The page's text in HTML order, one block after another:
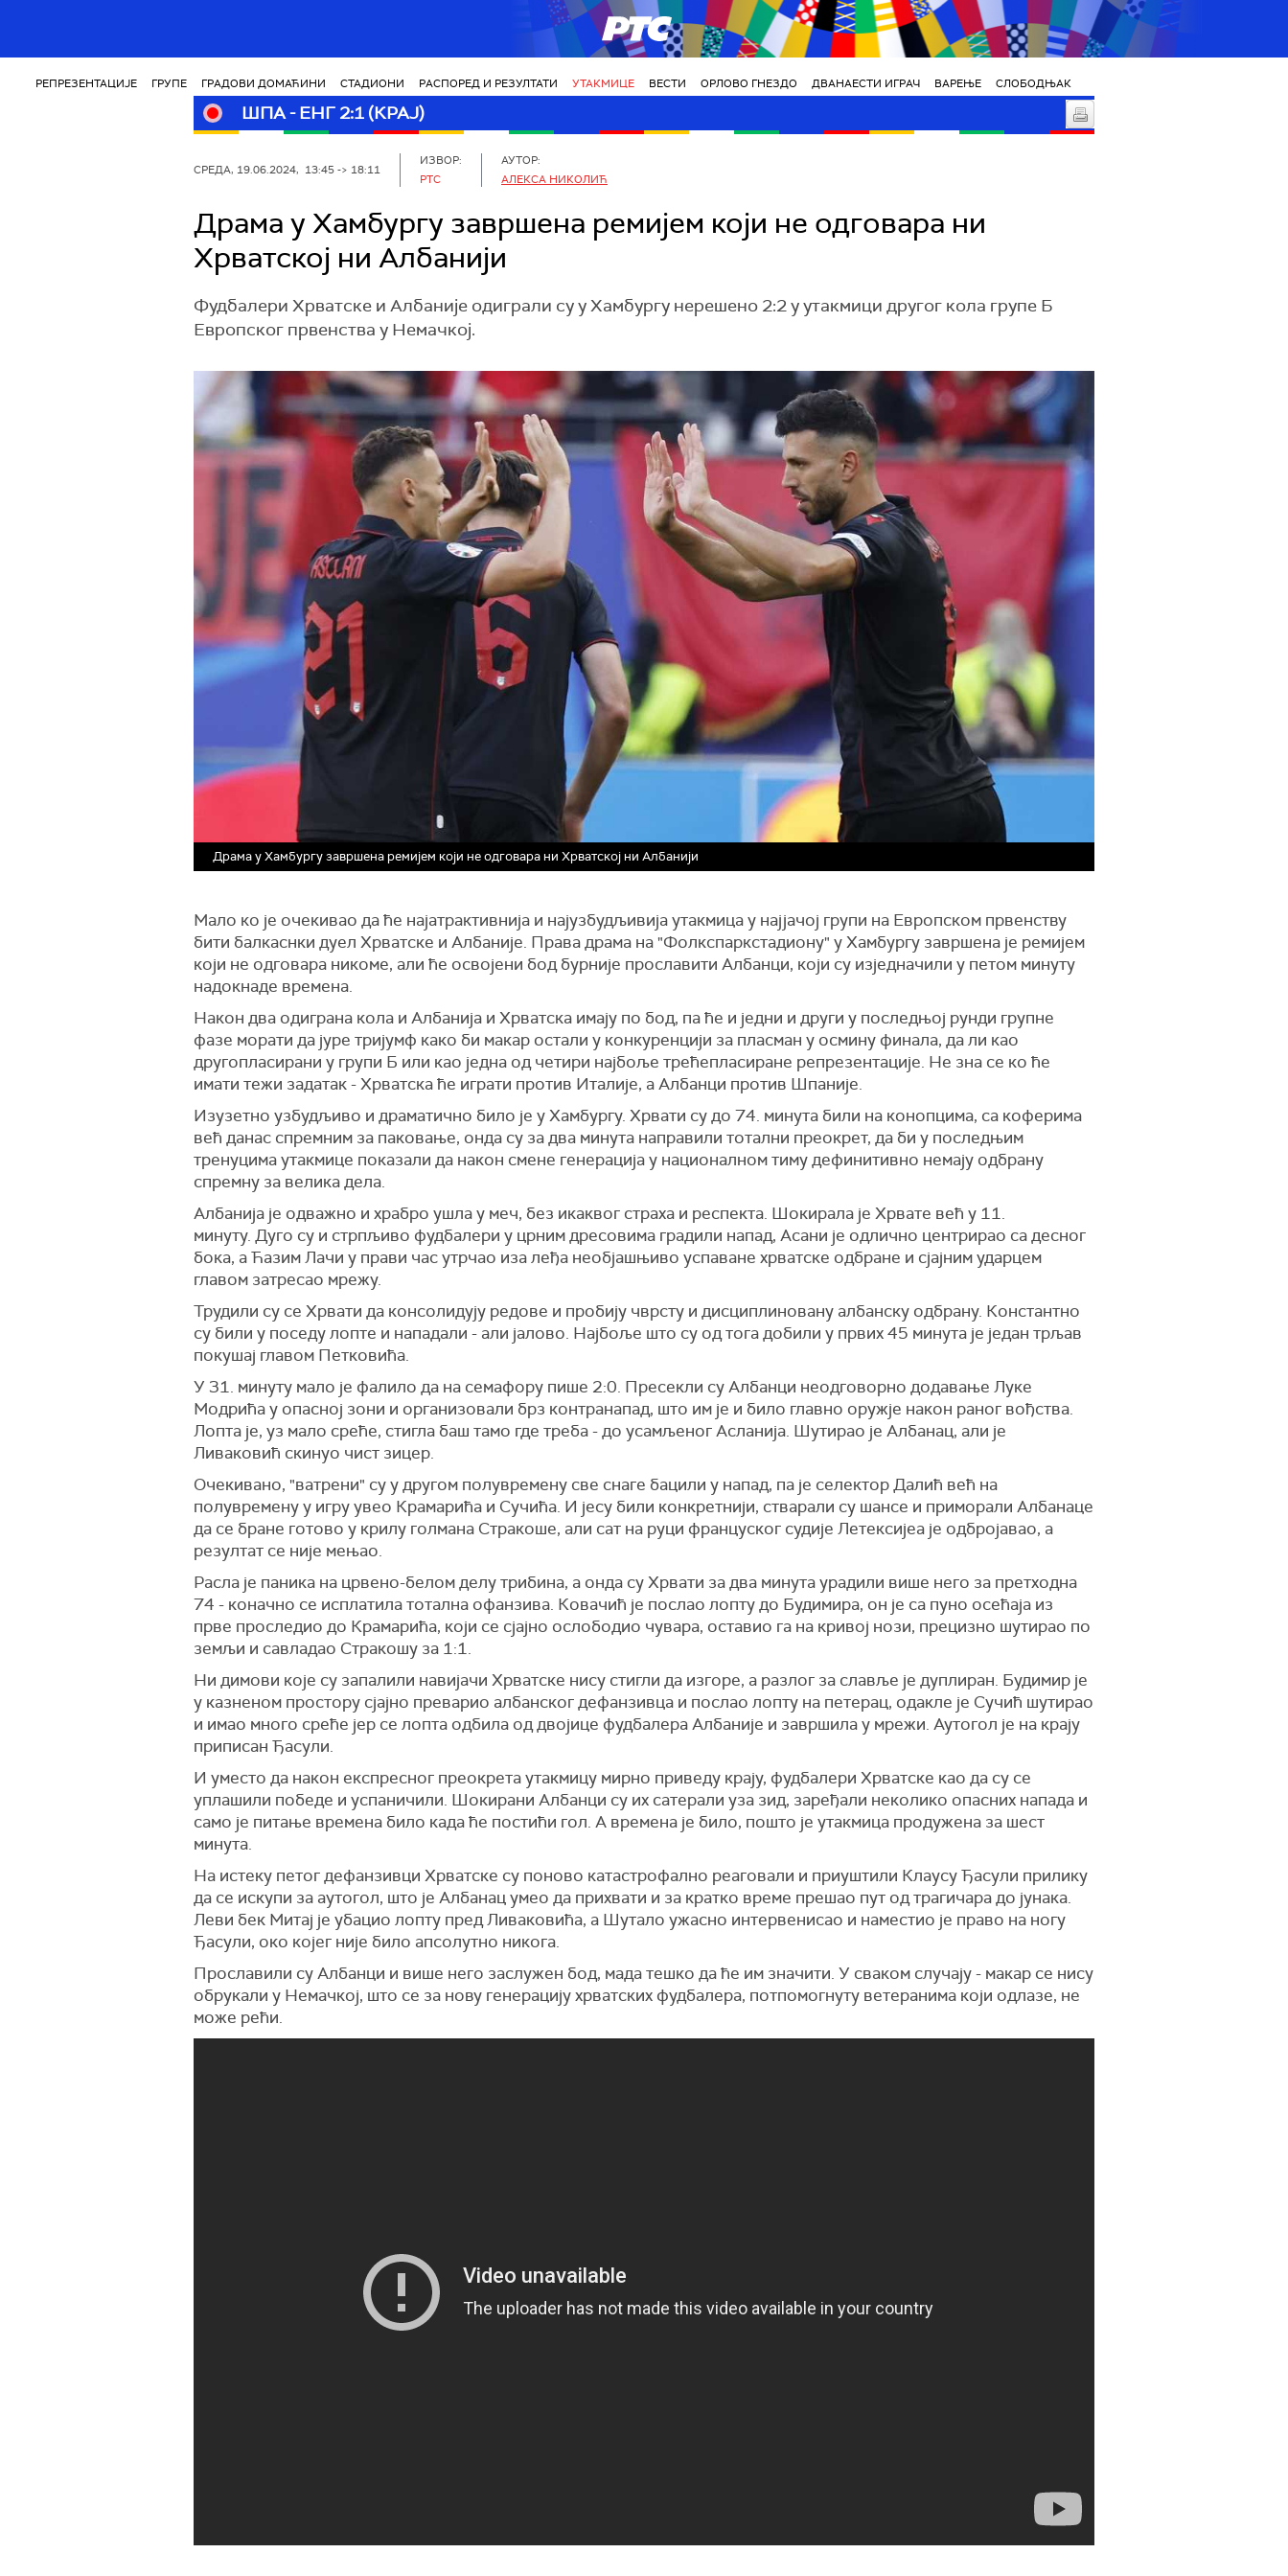
РТС
РЕПРЕЗЕНТАЦИЈЕ ГРУПЕ ГРАДОВИ ДОМАЋИНИ СТАДИОНИ РАСПОРЕД И РЕЗУЛТАТИ УТАКМИЦЕ ВЕСТИ ОРЛОВО ГНЕЗДО ДВАНАЕСТИ ИГРАЧ ВАРЕЊЕ СЛОБОДЊАК
ШПА - ЕНГ 2:1 (КРАЈ)
СРЕДА, 19.06.2024, 13:45 -> 18:11
ИЗВОР:
РТС
АУТОР:
АЛЕКСА НИКОЛИЋ
Драма у Хамбургу завршена ремијем који не одговара ни
Хрватској ни Албанији
Фудбалери Хрватске и Албаније одиграли су у Хамбургу нерешено 2:2 у утакмици другог кола групе Б
Европског првенства у Немачкој.
Драма у Хамбургу завршена ремијем који не одговара ни Хрватској ни Албанији
Мало ко је очекивао да ће најатрактивнија и најузбудљивија утакмица у најјачој групи на Европском првенству
бити балкаснки дуел Хрватске и Албаније. Права драма на "Фолкспаркстадиону" у Хамбургу завршена је ремијем
који не одговара никоме, али ће освојени бод бурније прославити Албанци, који су изједначили у петом минуту
надокнаде времена.
Након два одиграна кола и Албанија и Хрватска имају по бод, па ће и једни и други у последњој рунди групне
фазе морати да јуре тријумф како би макар остали у конкуренцији за пласман у осмину финала, да ли као
другопласирани у групи Б или као једна од четири најбоље трећепласиране репрезентације. Не зна се ко ће
имати тежи задатак - Хрватска ће играти против Италије, а Албанци против Шпаније.
Изузетно узбудљиво и драматично било је у Хамбургу. Хрвати су до 74. минута били на конопцима, са коферима
већ данас спремним за паковање, онда су за два минута направили тотални преокрет, да би у последњим
тренуцима утакмице показали да након смене генерација у националном тиму дефинитивно немају одбрану
спремну за велика дела.
Албанија је одважно и храбро ушла у меч, без икаквог страха и респекта. Шокирала је Хрвате већ у 11.
минуту. Дуго су и стрпљиво фудбалери у црним дресовима градили напад, Асани је одлично центрирао са десног
бока, а Ћазим Лачи у прави час утрчао иза леђа необјашњиво успаване хрватске одбране и сјајним ударцем
главом затресао мрежу.
Трудили су се Хрвати да консолидују редове и пробију чврсту и дисциплиновану албанску одбрану. Константно
су били у поседу лопте и нападали - али јалово. Најбоље што су од тога добили у првих 45 минута је један трљав
покушај главом Петковића.
У 31. минуту мало је фалило да на семафору пише 2:0. Пресекли су Албанци неодговорно додавање Луке
Модрића у опасној зони и организовали брз контранапад, што им је и било главно оружје након раног вођства.
Лопта је, уз мало среће, стигла баш тамо где треба - до усамљеног Асланија. Шутирао је Албанац, али је
Ливаковић скинуо чист зицер.
Очекивано, "ватрени" су у другом полувремену све снаге бацили у напад, па је селектор Далић већ на
полувремену у игру увео Крамарића и Сучића. И јесу били конкретнији, стварали су шансе и приморали Албанаце
да се бране готово у крилу голмана Стракоше, али сат на руци француског судије Летексијеа је одбројавао, а
резултат се није мењао.
Расла је паника на црвено-белом делу трибина, а онда су Хрвати за два минута урадили више него за претходна
74 - коначно се исплатила тотална офанзива. Ковачић је послао лопту до Будимира, он је са пуно осећаја из
прве проследио до Крамарића, који се сјајно ослободио чувара, оставио га на кривој нози, прецизно шутирао по
земљи и савладао Стракошу за 1:1.
Ни димови које су запалили навијачи Хрватске нису стигли да изгоре, а разлог за славље је дуплиран. Будимир је
у казненом простору сјајно преварио албанског дефанзивца и послао лопту на петерац, одакле је Сучић шутирао
и имао много среће јер се лопта одбила од двојице фудбалера Албаније и завршила у мрежи. Аутогол је на крају
приписан Ђасули.
И уместо да након експресног преокрета утакмицу мирно приведу крају, фудбалери Хрватске као да су се
уплашили победе и успаничили. Шокирани Албанци су их сатерали уза зид, заређали неколико опасних напада и
само је питање времена било када ће постићи гол. А времена је било, пошто је утакмица продужена за шест
минута.
На истеку петог дефанзивци Хрватске су поново катастрофално реаговали и приуштили Клаусу Ђасули прилику
да се искупи за аутогол, што је Албанац умео да прихвати и за кратко време прешао пут од трагичара до јунака.
Леви бек Митај је убацио лопту пред Ливаковића, а Шутало ужасно интервенисао и наместио је право на ногу
Ђасули, око којег није било апсолутно никога.
Прославили су Албанци и више него заслужен бод, мада тешко да ће им значити. У сваком случају - макар се нису
обрукали у Немачкој, што се за нову генерацију хрватских фудбалера, потпомогнуту ветеранима који одлазе, не
може рећи.